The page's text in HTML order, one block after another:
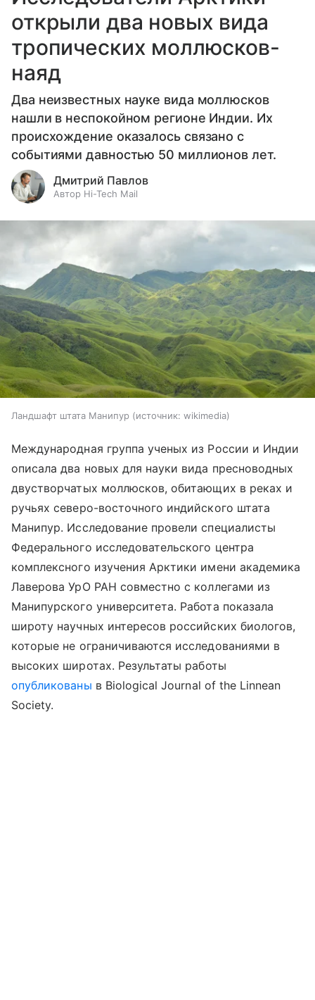
открыли два новых вида
тропических моллюсков-
наяд
Два неизвестных науке вида моллюсков
нашли в неспокойном регионе Индии. Их
происхождение оказалось связано с
событиями давностью 50 миллионов лет.
Дмитрий Павлов
Автор Hi-Tech Mail
Ландшафт штата Манипур источник: wikimedia
Международная группа ученых из России и Индии
описала два новых для науки вида пресноводных
двустворчатых моллюсков, обитающих в реках и
ручьях северо-восточного индийского штата
Манипур. Исследование провели специалисты
Федерального исследовательского центра
комплексного изучения Арктики имени академика
Лаверова УрО РАН совместно с коллегами из
Манипурского университета. Работа показала
широту научных интересов российских биологов,
которые не ограничиваются исследованиями в
высоких широтах. Результаты работы
опубликованы вBiological Journal of the Linnean
Society.